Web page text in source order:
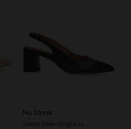
No Stress
Zwarte leren slingbacks